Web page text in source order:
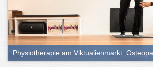
: Assistive
erfordern die Beteiligung des Patienten
Muskelkraft, inkludieren aber auch
mithilft. Alternativ kommen
– wie etwa ein Gymnastikball – zum
Aktive Übungen: Bei aktiven
Physiotherapie am Viktualienmarkt: